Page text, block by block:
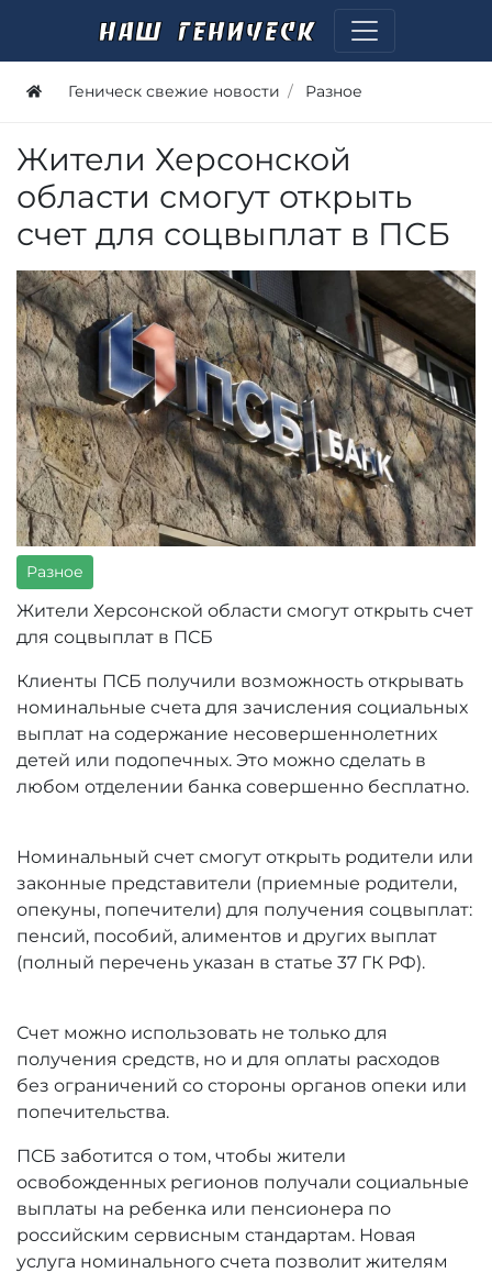
Геническ свежие новости Разное
Жители Херсонской
области смогут открыть
счет для соцвыплат в ПСБ
Разное
Жители Херсонской области смогут открыть счет
для соцвыплат в ПСБ
Клиенты ПСБ получили возможность открывать
номинальные счета для зачисления социальных
выплат на содержание несовершеннолетних
детей или подопечных. Это можно сделать в
любом отделении банка совершенно бесплатно.
Номинальный счет смогут открыть родители или
законные представители (приемные родители,
опекуны, попечители) для получения соцвыплат:
пенсий, пособий, алиментов и других выплат
(полный перечень указан в статье 37 ГК РФ).
Счет можно использовать не только для
получения средств, но и для оплаты расходов
без ограничений со стороны органов опеки или
попечительства.
ПСБ заботится о том, чтобы жители
освобожденных регионов получали социальные
выплаты на ребенка или пенсионера по
российским сервисным стандартам. Новая
услуга номинального счета позволит жителям